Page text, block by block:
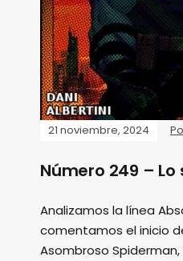
21 noviembre, 2024
Número 249 –
Analizamos la línea
comentamos el inicio
Asombroso Spiderman,